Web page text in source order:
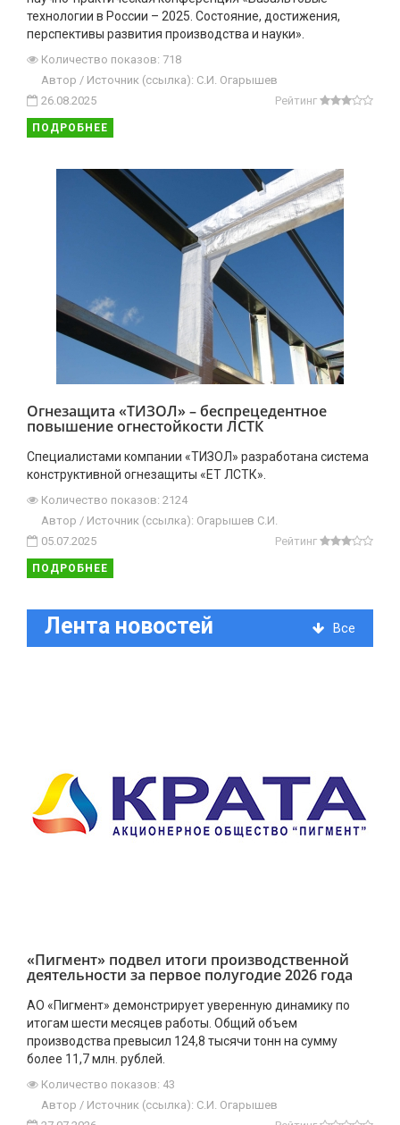
технологии в России – 2025. Состояние, достижения,
перспективы развития производства и науки».
Количество показов: 718
Автор / Источник (ссылка): С.И. Огарышев
26.08.2025
Рейтинг
ПОДРОБНЕЕ
Огнезащита «ТИЗОЛ» – беспрецедентное
повышение огнестойкости ЛСТК
Специалистами компании «ТИЗОЛ» разработана система
конструктивной огнезащиты «ЕТ ЛСТК».
Количество показов: 2124
Автор / Источник (ссылка): Огарышев С.И.
05.07.2025
Рейтинг
ПОДРОБНЕЕ
Лента новостей Все
«Пигмент» подвел итоги производственной
деятельности за первое полугодие 2026 года
АО «Пигмент» демонстрирует уверенную динамику по
итогам шести месяцев работы. Общий объем
производства превысил 124,8 тысячи тонн на сумму
более 11,7 млн. рублей.
Количество показов: 43
Автор / Источник (ссылка): С.И. Огарышев